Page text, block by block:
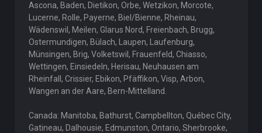
Ascona, Baden, Dietikon, Orbe, Wetzikon, Morcote,
Lucerne, Rolle, Payerne, Biel/Bienne, Rheinau,
Wädenswil, Meilen, Glarus Nord, Freienbach, Brugg,
Ostermundigen, Bülach, Laupen, Laufenburg,
Münsingen, Brig, Volketswil, Frauenfeld, Chiasso,
Wettingen, Einsiedeln, Herisau, Neuhausen am
Rheinfall, Crissier, Ebikon, Pfäffikon, Visp, Arbon,
Wangen an der Aare, Bern-Mittelland.
Canada: Manitoba, Bathurst, Campbellton, Québec City,
Gatineau, Dalhousie, Edmunston, Ontario, Sherbrooke,